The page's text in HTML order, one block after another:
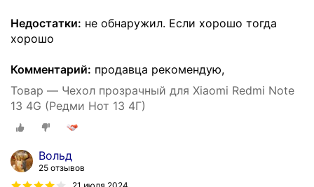
Недостатки: не обнаружил. Если хорошо тогда
хорошо
Комментарий: продавца рекомендую,
Товар — Чехол прозрачный для Xiaomi Redmi Note
13 4G (Редми Нот 13 4Г)
Вольд
25 отзывов